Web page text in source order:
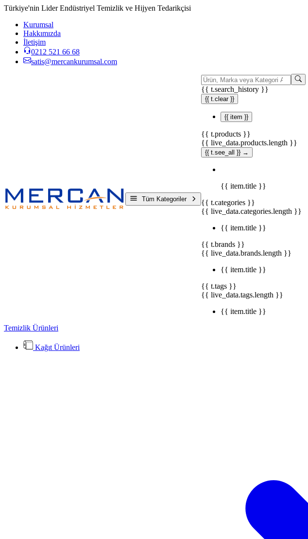
Türkiye'nin Lider Endüstriyel Temizlik ve Hijyen Tedarikçisi
Kurumsal
Hakkımızda
İletişim
0212 521 66 68
satis@mercankurumsal.com
Tüm Kategoriler
{{ t.search_history }}
{{ t.clear }}
{{ item }}
{{ t.products }}
{{ live_data.products.length }}
{{ t.see_all }} →
{{ item.title }}
{{ t.categories }}
{{ live_data.categories.length }}
{{ item.title }}
{{ t.brands }}
{{ live_data.brands.length }}
{{ item.title }}
{{ t.tags }}
{{ live_data.tags.length }}
{{ item.title }}
Temizlik Ürünleri
Kağıt Ürünleri